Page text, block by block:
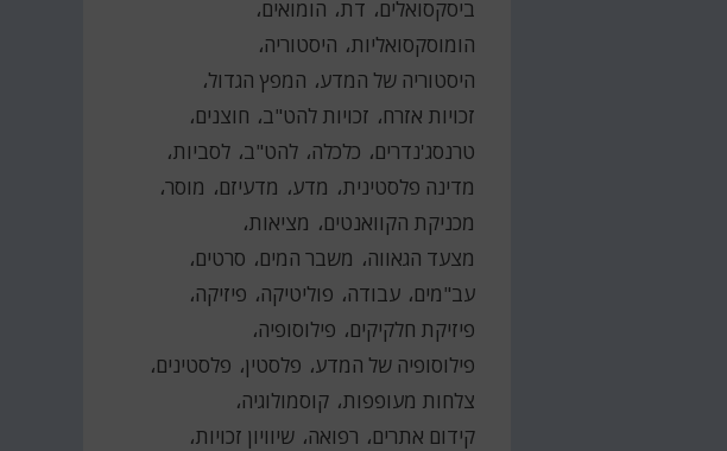
ביסקסואלים
דת הומואים
הומוסקסואליות היסטוריה
היסטוריה של המדע המפץ הגדול
זכויות אזרח
זכויות להט"ב חוצנים
טרנסג'נדרים
כלכלה להט"ב לסביות
מדינה פלסטינית
מדע מדעיזם
מוסר
מכניקת הקוואנטים
מציאות
מצעד הגאווה
משבר המים
סרטים
עב"מים עבודה פוליטיקה
פיזיקה
פיזיקת חלקיקים
פילוסופיה
פילוסופיה של המדע פלסטין פלסטינים
צלחות מעופפות קוסמולוגיה
קידום אתרים
רפואה שיוויון זכויות